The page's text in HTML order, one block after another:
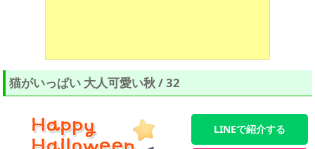
猫がいっぱい 大人可愛い秋 / 32
LINEで紹介する